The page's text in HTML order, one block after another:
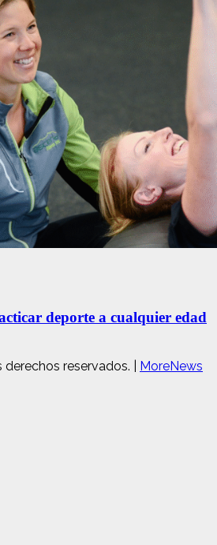
deporte a cualquier edad
reservados.
MoreNews